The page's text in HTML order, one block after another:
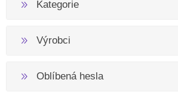
Kategorie
Výrobci
Oblíbená hesla